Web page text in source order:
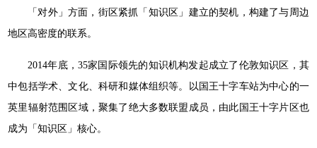
「对外」方面，街区紧抓「知识区」建立的契机，构建了与周边
地区高密度的联系。
2014年底，35家国际领先的知识机构发起成立了伦敦知识区，其
中包括学术、文化、科研和媒体组织等。以国王十字车站为中心的一
英里辐射范围区域，聚集了绝大多数联盟成员，由此国王十字片区也
成为「知识区」核心。